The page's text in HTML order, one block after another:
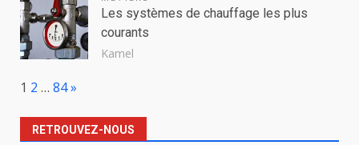
Les systèmes de chauffage les plus
courants
Kamel
Page:
1 2 … 84Next
»
RETROUVEZ-NOUS